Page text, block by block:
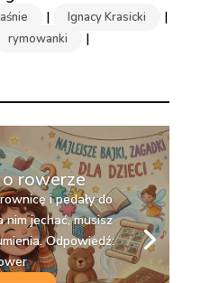
| Ignacy Krasicki |
rymowanki |
o rowerze
i pedały do
nim jechać, musisz
Odpowiedź: